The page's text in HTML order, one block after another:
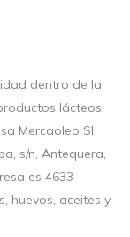
dentro de la
lácteos,
Mercaoleo Sl
s/n, Antequera,
es 4633 -
huevos, aceites y